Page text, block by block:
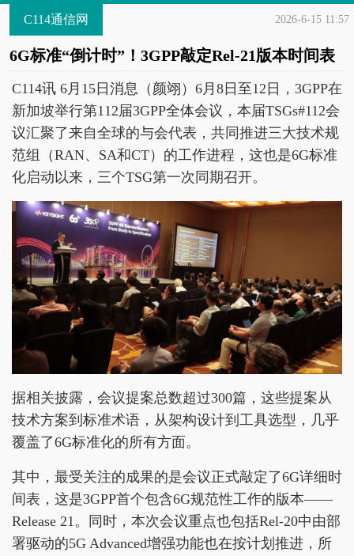
C114通信网 2026-6-15 11:57
6G标准“倒计时”！3GPP敲定Rel-21版本时间表
C114讯 6月15日消息（颜翊）6月8日至12日，3GPP在
新加坡举行第112届3GPP全体会议，本届TSGs#112会
议汇聚了来自全球的与会代表，共同推进三大技术规
范组（RAN、SA和CT）的工作进程，这也是6G标准
化启动以来，三个TSG第一次同期召开。
据相关披露，会议提案总数超过300篇，这些提案从
技术方案到标准术语，从架构设计到工具选型，几乎
覆盖了6G标准化的所有方面。
其中，最受关注的成果的是会议正式敲定了6G详细时
间表，这是3GPP首个包含6G规范性工作的版本——
Release 21。同时，本次会议重点也包括Rel-20中由部
署驱动的5G Advanced增强功能也在按计划推进，所